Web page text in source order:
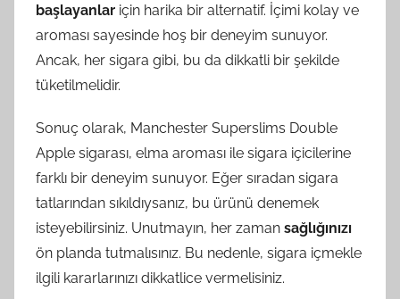
başlayanlar için harika bir alternatif. İçimi kolay ve
aroması sayesinde hoş bir deneyim sunuyor.
Ancak, her sigara gibi, bu da dikkatli bir şekilde
tüketilmelidir.
Sonuç olarak, Manchester Superslims Double
Apple sigarası, elma aroması ile sigara içicilerine
farklı bir deneyim sunuyor. Eğer sıradan sigara
tatlarından sıkıldıysanız, bu ürünü denemek
isteyebilirsiniz. Unutmayın, her zaman sağlığınızı
ön planda tutmalısınız. Bu nedenle, sigara içmekle
ilgili kararlarınızı dikkatlice vermelisiniz.